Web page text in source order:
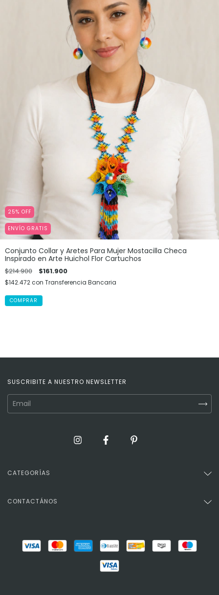
25% OFF
ENVÍO GRATIS
Conjunto Collar y Aretes Para Mujer Mostacilla Checa
Inspirado en Arte Huichol Flor Cartuchos
$214.900 $161.900
$142.472con Transferencia Bancaria
COMPRAR
SUSCRIBITE A NUESTRO NEWSLETTER
CATEGORÍAS
CONTACTÁNOS